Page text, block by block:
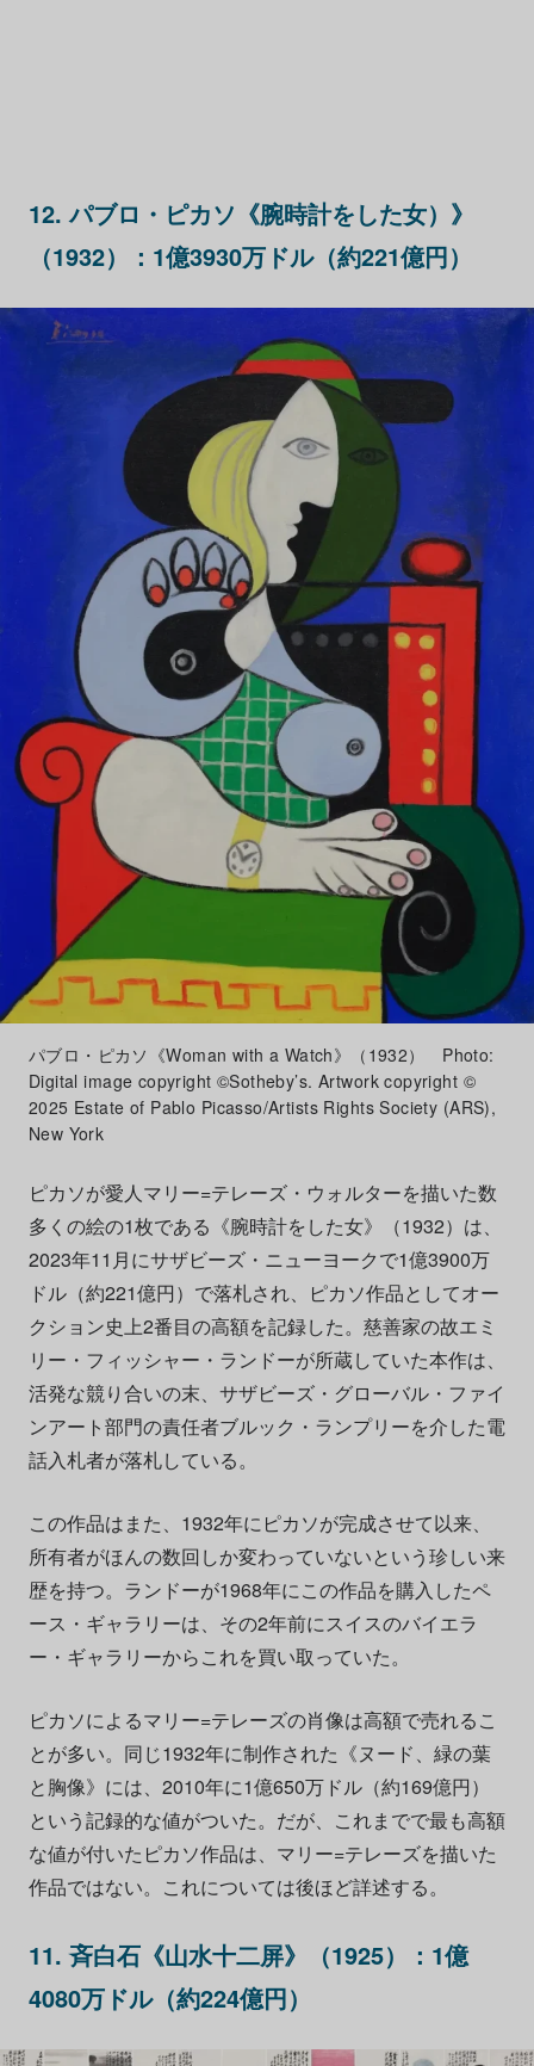
12. パブロ・ピカソ《腕時計をした女）》
（1932）：1億3930万ドル（約221億円）
パブロ・ピカソ《Woman with a Watch》（1932） Photo:
Digital image copyright ©Sotheby’s. Artwork copyright ©
2025 Estate of Pablo Picasso/Artists Rights Society (ARS),
New York
ピカソが愛人マリー=テレーズ・ウォルターを描いた数
多くの絵の1枚である《腕時計をした女》（1932）は、
2023年11月にサザビーズ・ニューヨークで1億3900万
ドル（約221億円）で落札され、ピカソ作品としてオー
クション史上2番目の高額を記録した。慈善家の故エミ
リー・フィッシャー・ランドーが所蔵していた本作は、
活発な競り合いの末、サザビーズ・グローバル・ファイ
ンアート部門の責任者ブルック・ランプリーを介した電
話入札者が落札している。
この作品はまた、1932年にピカソが完成させて以来、
所有者がほんの数回しか変わっていないという珍しい来
歴を持つ。ランドーが1968年にこの作品を購入したペ
ース・ギャラリーは、その2年前にスイスのバイエラ
ー・ギャラリーからこれを買い取っていた。
ピカソによるマリー=テレーズの肖像は高額で売れるこ
とが多い。同じ1932年に制作された《ヌード、緑の葉
と胸像》には、2010年に1億650万ドル（約169億円）
という記録的な値がついた。だが、これまでで最も高額
な値が付いたピカソ作品は、マリー=テレーズを描いた
作品ではない。これについては後ほど詳述する。
11. 斉白石《山水十二屏》（1925）：1億
4080万ドル（約224億円）